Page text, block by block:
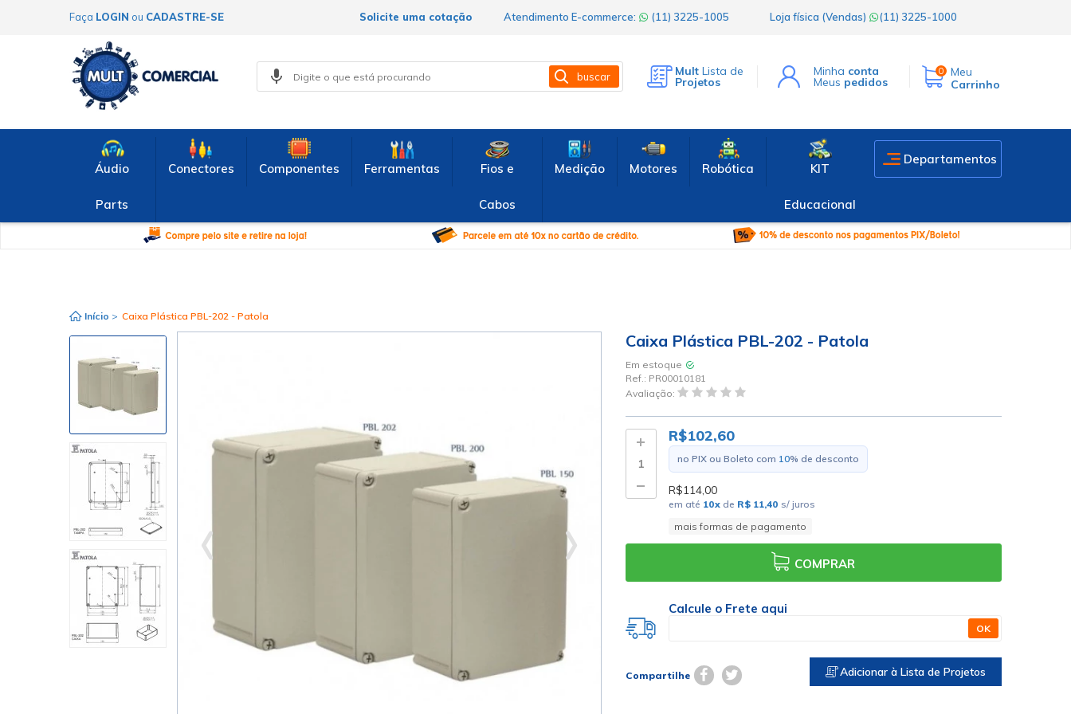
Faça LOGIN ou CADASTRE-SE Atendimento E-commerce: (11) 3225-1005 Loja física (Vendas) (11) 3225-1000
Solicite uma cotação
buscar Mult Lista de
Projetos
Minha conta
Meus pedidos
0
Meu
Carrinho
Áudio
Parts
Conectores Componentes Ferramentas Fios e
Cabos
Medição Motores Robótica KIT
Educacional
Departamentos
Início > Caixa Plástica PBL-202 - Patola
Caixa Plástica PBL-202 - Patola
Em estoque
Ref.: PR00010181
Avaliação:
R$102,60
no PIX ou Boleto com 10% de desconto
R$114,00
em até 10xde R$ 11,40 s/ juros
mais formas de pagamento
COMPRAR
Calcule o Frete aqui
OK
Compartilhe Adicionar à Lista de Projetos